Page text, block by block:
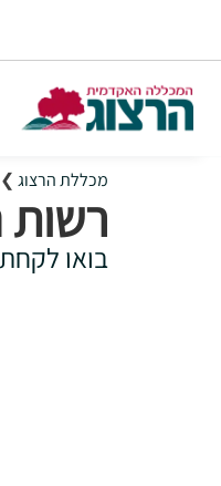
בואו
רשות
מכללת הרצוג ❯